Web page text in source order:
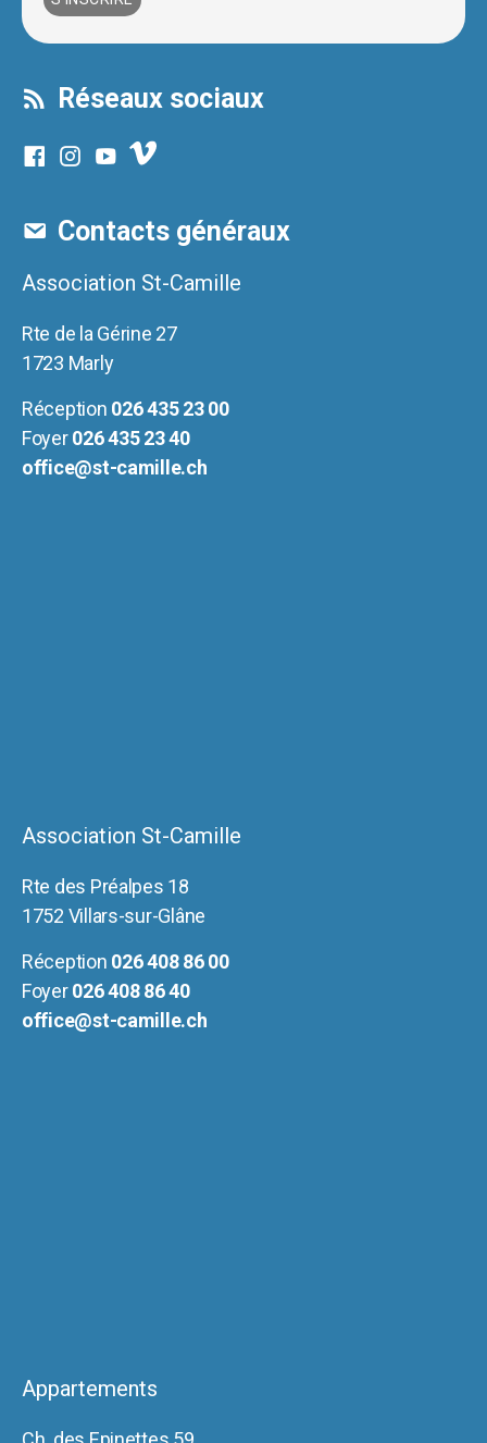
Réseaux sociaux
Contacts généraux
Association St-Camille
Rte de la Gérine 27
1723 Marly
Réception 026 435 23 00
Foyer026 435 23 40
office@st-camille.ch
Association St-Camille
Rte des Préalpes 18
1752 Villars-sur-Glâne
Réception 026 408 86 00
Foyer026 408 86 40
office@st-camille.ch
Appartements